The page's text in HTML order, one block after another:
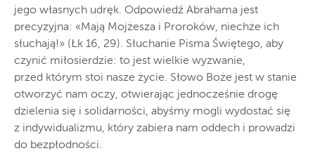
jego własnych udręk. Odpowiedź Abrahama jest
precyzyjna: «Mają Mojżesza i Proroków, niechże ich
słuchają!» (Łk 16, 29). Słuchanie Pisma Świętego, aby
czynić miłosierdzie: to jest wielkie wyzwanie,
przed którym stoi nasze życie. Słowo Boże jest w stanie
otworzyć nam oczy, otwierając jednocześnie drogę
dzielenia się i solidarności, abyśmy mogli wydostać się
z indywidualizmu, który zabiera nam oddech i prowadzi
do bezpłodności.